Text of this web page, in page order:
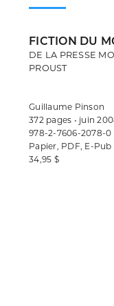
FICTION DU
DE LA PRESSE
PROUST
Guillaume Pinson
372 pages • juin
978-2-7606-2078-0
Papier, PDF, E-Pub
34,95 $